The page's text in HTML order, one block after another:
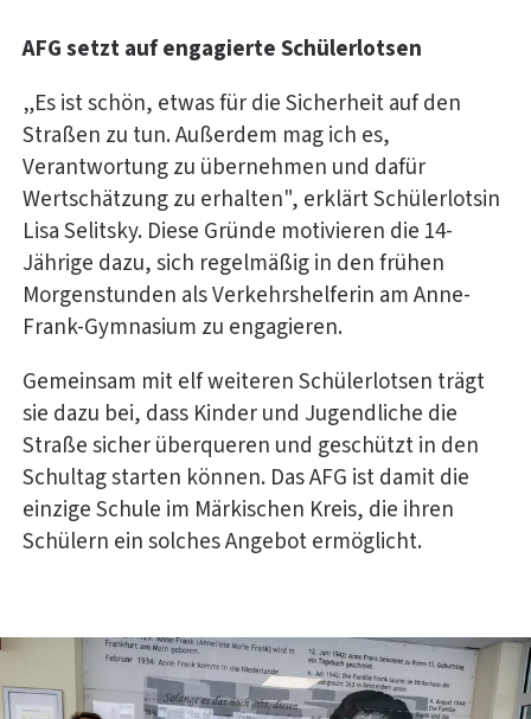
AFG setzt auf engagierte Schülerlotsen
„Es ist schön, etwas für die Sicherheit auf den
Straßen zu tun. Außerdem mag ich es,
Verantwortung zu übernehmen und dafür
Wertschätzung zu erhalten", erklärt Schülerlotsin
Lisa Selitsky. Diese Gründe motivieren die 14-
Jährige dazu, sich regelmäßig in den frühen
Morgenstunden als Verkehrshelferin am Anne-
Frank-Gymnasium zu engagieren.
Gemeinsam mit elf weiteren Schülerlotsen trägt
sie dazu bei, dass Kinder und Jugendliche die
Straße sicher überqueren und geschützt in den
Schultag starten können. Das AFG ist damit die
einzige Schule im Märkischen Kreis, die ihren
Schülern ein solches Angebot ermöglicht.